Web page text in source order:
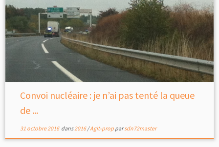
Convoi nucléaire : je n’ai pas tenté la queue
de ...
31 octobre 2016dans2016/Agit-prop parsdn72master